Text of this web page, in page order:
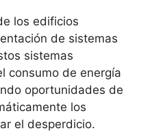
los edificios
de sistemas
sistemas
consumo de energía
oportunidades de
los
el desperdicio.